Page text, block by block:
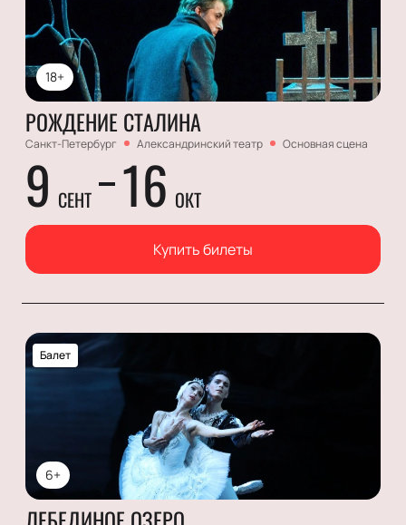
18+
РОЖДЕНИЕ СТАЛИНА
Санкт-Петербург Александринский театр Основная сцена
9 СЕНТ 16 ОКТ
Купить билеты
6+
Балет